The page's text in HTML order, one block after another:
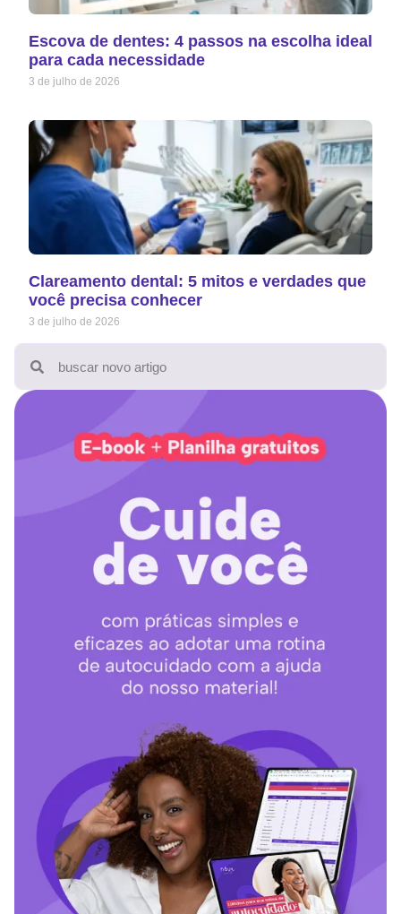
Escova de dentes: 4 passos na escolha ideal
para cada necessidade
3 de julho de 2026
Clareamento dental: 5 mitos e verdades que
você precisa conhecer
3 de julho de 2026